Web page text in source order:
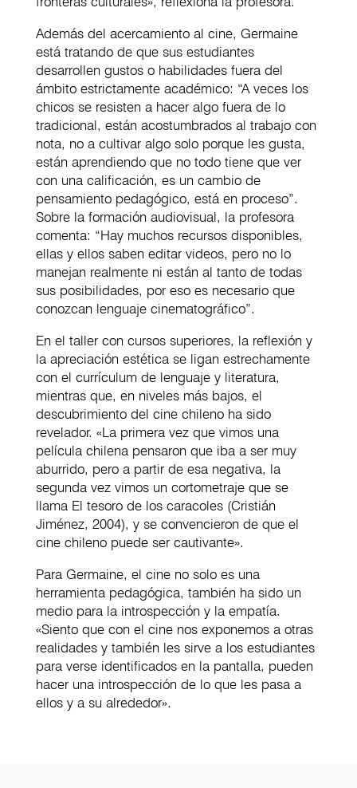
Además del acercamiento al cine, Germaine
está tratando de que sus estudiantes
desarrollen gustos o habilidades fuera del
ámbito estrictamente académico: “A veces los
chicos se resisten a hacer algo fuera de lo
tradicional, están acostumbrados al trabajo con
nota, no a cultivar algo solo porque les gusta,
están aprendiendo que no todo tiene que ver
con una calificación, es un cambio de
pensamiento pedagógico, está en proceso”.
Sobre la formación audiovisual, la profesora
comenta: “Hay muchos recursos disponibles,
ellas y ellos saben editar videos, pero no lo
manejan realmente ni están al tanto de todas
sus posibilidades, por eso es necesario que
conozcan lenguaje cinematográfico”.
En el taller con cursos superiores, la reflexión y
la apreciación estética se ligan estrechamente
con el currículum de lenguaje y literatura,
mientras que, en niveles más bajos, el
descubrimiento del cine chileno ha sido
revelador. «La primera vez que vimos una
película chilena pensaron que iba a ser muy
aburrido, pero a partir de esa negativa, la
segunda vez vimos un cortometraje que se
llama El tesoro de los caracoles (Cristián
Jiménez, 2004), y se convencieron de que el
cine chileno puede ser cautivante».
Para Germaine, el cine no solo es una
herramienta pedagógica, también ha sido un
medio para la introspección y la empatía.
«Siento que con el cine nos exponemos a otras
realidades y también les sirve a los estudiantes
para verse identificados en la pantalla, pueden
hacer una introspección de lo que les pasa a
ellos y a su alrededor».